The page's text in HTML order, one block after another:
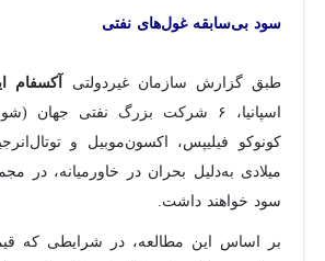
سود بی‌سابقه غول‌های نفتی
طبق گزارش سازمان غیردولتی آکسفام
اسپانیا، ۶ شرکت بزرگ نفتی
کونوکو فیلیپس، اکسون‌موبیل و
سود خواهند داشت.
بر اساس این مطالعه، در شرایطی که